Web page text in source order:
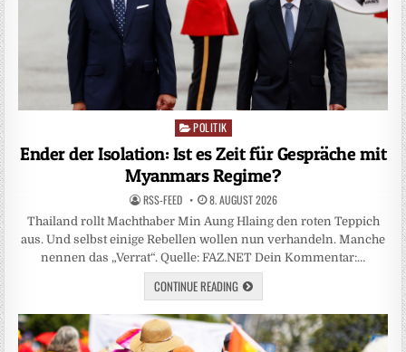
Posted
in
POLITIK
Ender der Isolation: Ist es Zeit für Gespräche mit
Myanmars Regime?
RSS-FEED 8. AUGUST 2026
Thailand rollt Machthaber Min Aung Hlaing den roten Teppich
aus. Und selbst einige Rebellen wollen nun verhandeln. Manche
nennen das „Verrat“. Quelle: FAZ.NET Dein Kommentar:…
CONTINUE READING